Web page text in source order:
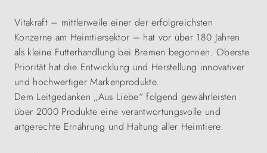
Vitakraft – mittlerweile einer der erfolgreichsten
Konzerne am Heimtiersektor – hat vor über 180 Jahren
als kleine Futterhandlung bei Bremen begonnen. Oberste
Priorität hat die Entwicklung und Herstellung innovativer
und hochwertiger Markenprodukte.
Dem Leitgedanken „Aus Liebe“ folgend gewährleisten
über 2000 Produkte eine verantwortungsvolle und
artgerechte Ernährung und Haltung aller Heimtiere.